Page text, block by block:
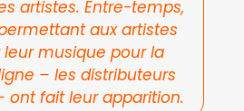
artistes. Entre-temps,
aux artistes
musique pour la
– les distributeurs